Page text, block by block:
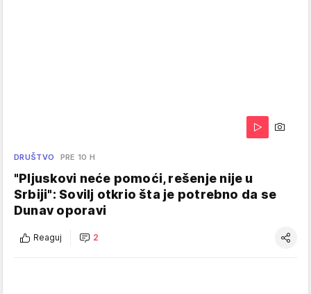
DRUŠTVO PRE 10 H
"Pljuskovi neće pomoći, rešenje nije u
Srbiji": Sovilj otkrio šta je potrebno da se
Dunav oporavi
Reaguj 2